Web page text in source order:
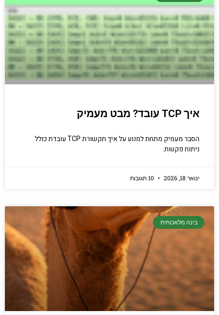
איך TCP עובד? מבט מעמיק
הסבר מעמיק מתחת למנוע על איך תקשורת TCP עובדת כולל
ניתוח פקטות.
ינואר 18, 2026
בינה מלאכותית